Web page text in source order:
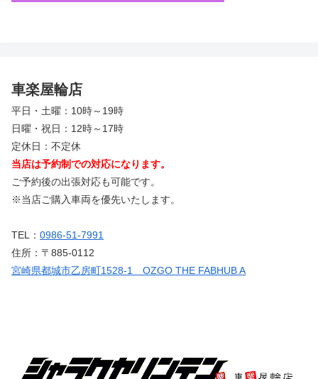
車楽屋輪店
平日・土曜：10時～19時
日曜・祝日：12時～17時
定休日：不定休
当店は予約制での対応になります。
ご予約後の出張対応も可能です。
※当店ご購入車両を優先いたします。
TEL： 0986-51-7991
住所：〒885-0112
宮崎県都城市乙房町1528-1 OZGO THE FABHUB A